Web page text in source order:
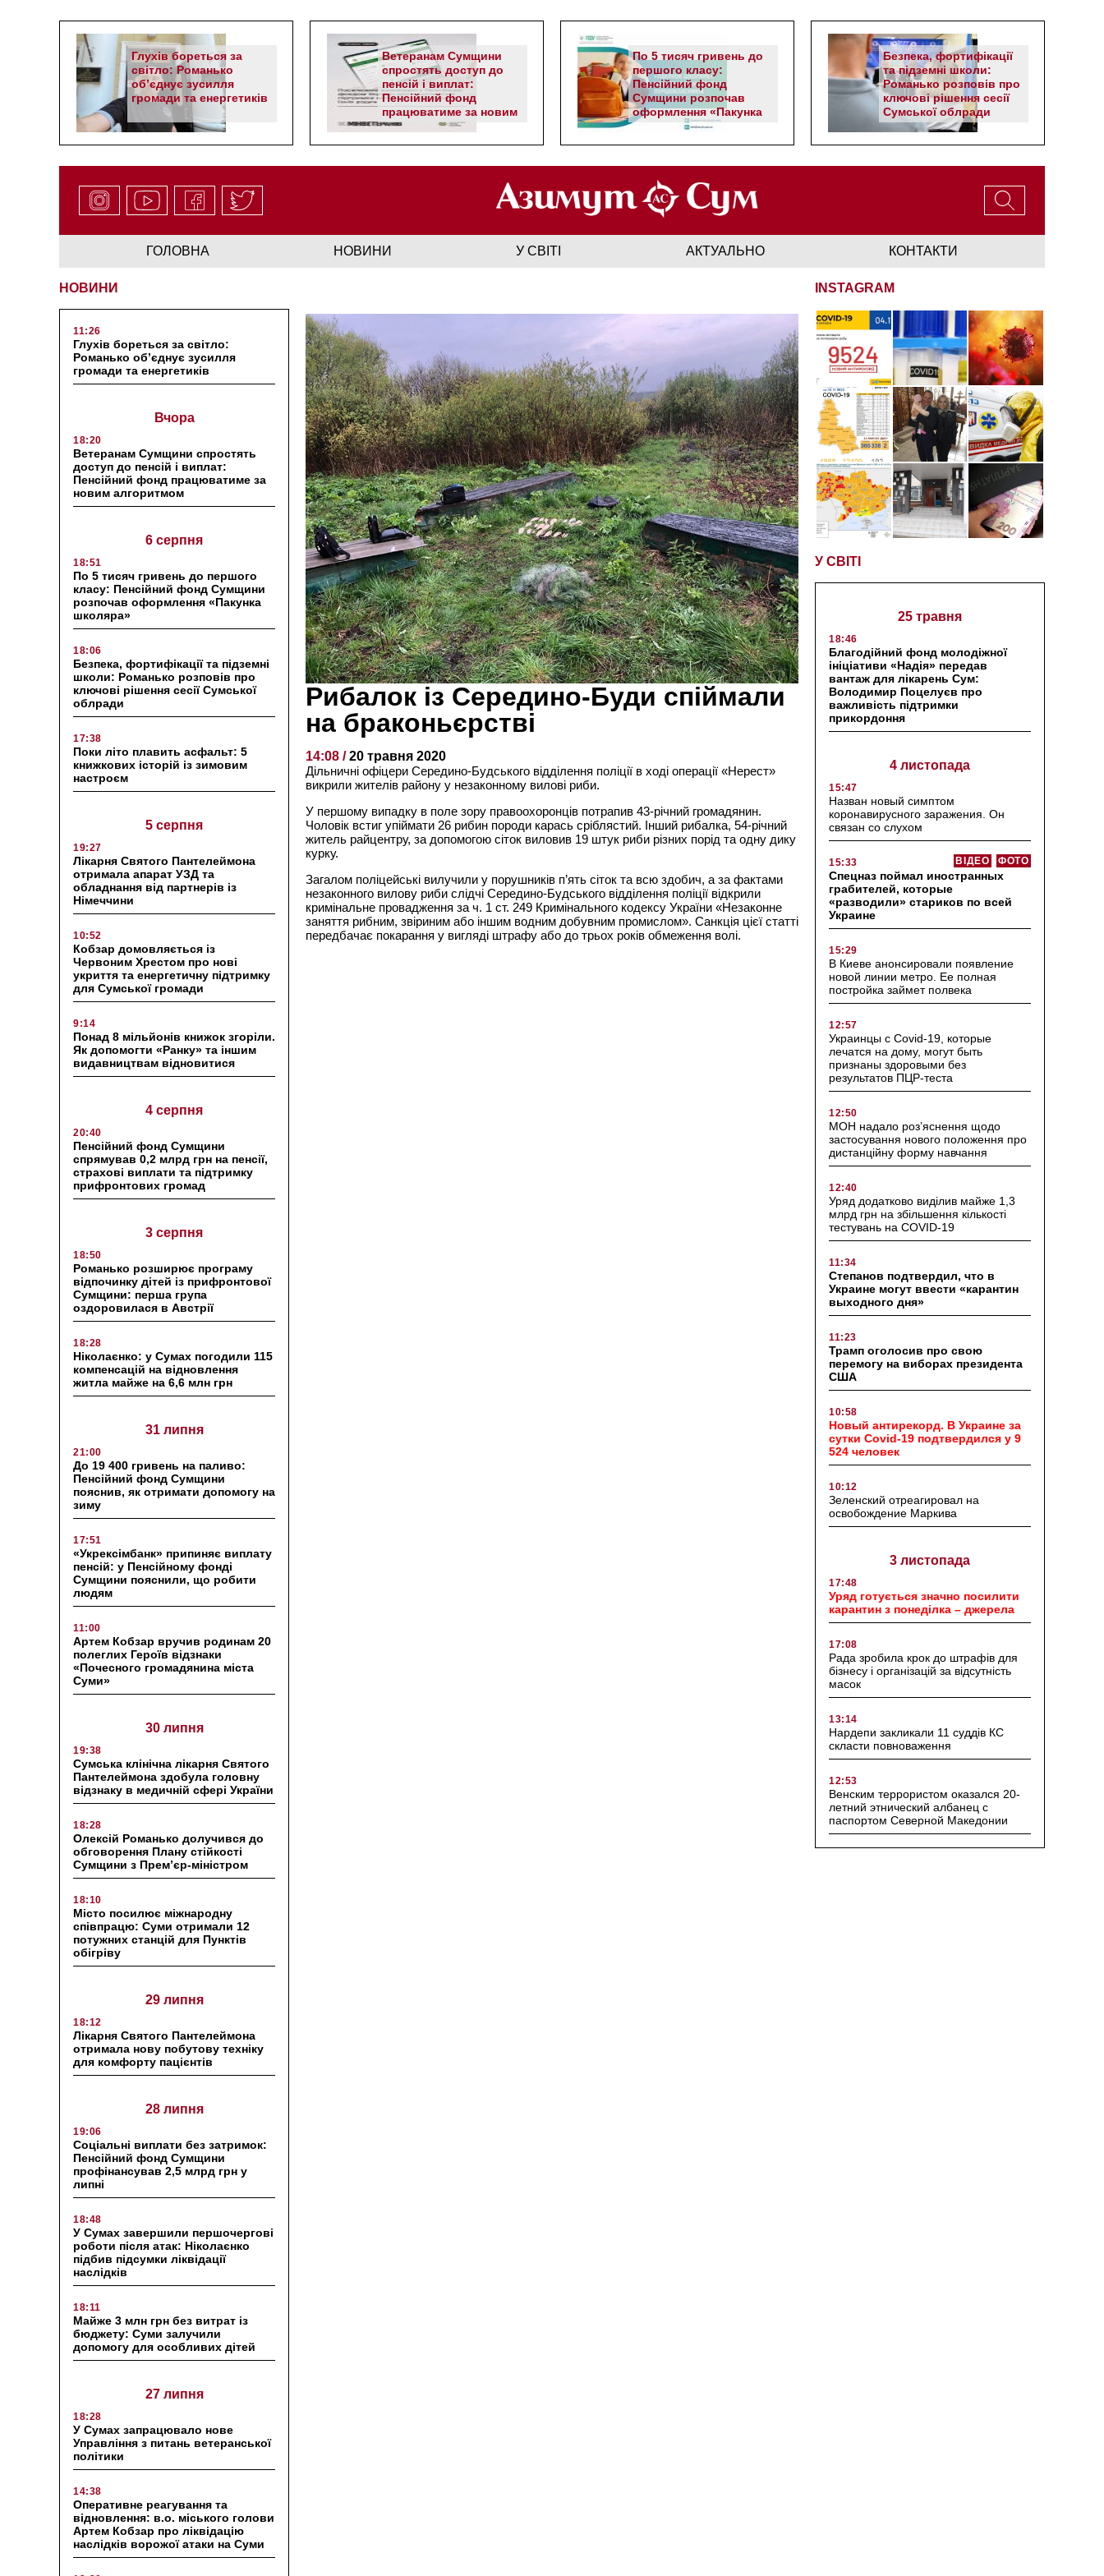
Глухів бореться за
світло: Романько
об’єднує зусилля
громади та енергетиків
Ветеранам Сумщини
спростять доступ до
пенсій і виплат:
Пенсійний фонд
працюватиме за новим
алгоритмом
По 5 тисяч гривень до
першого класу:
Пенсійний фонд
Сумщини розпочав
оформлення «Пакунка
школяра»
Безпека, фортифікації
та підземні школи:
Романько розповів про
ключові рішення сесії
Сумської облради
ГОЛОВНА НОВИНИ У СВІТІ АКТУАЛЬНО КОНТАКТИ
НОВИНИ
11:26
Глухів бореться за світло:
Романько об’єднує зусилля
громади та енергетиків
Вчора
18:20
Ветеранам Сумщини спростять
доступ до пенсій і виплат:
Пенсійний фонд працюватиме за
новим алгоритмом
6 серпня
18:51
По 5 тисяч гривень до першого
класу: Пенсійний фонд Сумщини
розпочав оформлення «Пакунка
школяра»
18:06
Безпека, фортифікації та підземні
школи: Романько розповів про
ключові рішення сесії Сумської
облради
17:38
Поки літо плавить асфальт: 5
книжкових історій із зимовим
настроєм
5 серпня
19:27
Лікарня Святого Пантелеймона
отримала апарат УЗД та
обладнання від партнерів із
Німеччини
10:52
Кобзар домовляється із
Червоним Хрестом про нові
укриття та енергетичну підтримку
для Сумської громади
9:14
Понад 8 мільйонів книжок згоріли.
Як допомогти «Ранку» та іншим
видавництвам відновитися
4 серпня
20:40
Пенсійний фонд Сумщини
спрямував 0,2 млрд грн на пенсії,
страхові виплати та підтримку
прифронтових громад
3 серпня
18:50
Романько розширює програму
відпочинку дітей із прифронтової
Сумщини: перша група
оздоровилася в Австрії
18:28
Ніколаєнко: у Сумах погодили 115
компенсацій на відновлення
житла майже на 6,6 млн грн
31 липня
21:00
До 19 400 гривень на паливо:
Пенсійний фонд Сумщини
пояснив, як отримати допомогу на
зиму
17:51
«Укрексімбанк» припиняє виплату
пенсій: у Пенсійному фонді
Сумщини пояснили, що робити
людям
11:00
Артем Кобзар вручив родинам 20
полеглих Героїв відзнаки
«Почесного громадянина міста
Суми»
30 липня
19:38
Сумська клінічна лікарня Святого
Пантелеймона здобула головну
відзнаку в медичній сфері України
18:28
Олексій Романько долучився до
обговорення Плану стійкості
Сумщини з Прем’єр-міністром
18:10
Місто посилює міжнародну
співпрацю: Суми отримали 12
потужних станцій для Пунктів
обігріву
29 липня
18:12
Лікарня Святого Пантелеймона
отримала нову побутову техніку
для комфорту пацієнтів
28 липня
19:06
Соціальні виплати без затримок:
Пенсійний фонд Сумщини
профінансував 2,5 млрд грн у
липні
18:48
У Сумах завершили першочергові
роботи після атак: Ніколаєнко
підбив підсумки ліквідації
наслідків
18:11
Майже 3 млн грн без витрат із
бюджету: Суми залучили
допомогу для особливих дітей
27 липня
18:28
У Сумах запрацювало нове
Управління з питань ветеранської
політики
14:38
Оперативне реагування та
відновлення: в.о. міського голови
Артем Кобзар про ліквідацію
наслідків ворожої атаки на Суми
Рибалок із Середино-Буди спіймали
на браконьєрстві
14:08 /20 травня 2020
Дільничні офіцери Середино-Будського відділення поліції в ході операції «Нерест»
викрили жителів району у незаконному вилові риби.
У першому випадку в поле зору правоохоронців потрапив 43-річний громадянин.
Чоловік встиг упіймати 26 рибин породи карась сріблястий. Інший рибалка, 54-річний
житель райцентру, за допомогою сіток виловив 19 штук риби різних порід та одну дику
курку.
Загалом поліцейські вилучили у порушників п’ять сіток та всю здобич, а за фактами
незаконного вилову риби слідчі Середино-Будського відділення поліції відкрили
кримінальне провадження за ч. 1 ст. 249 Кримінального кодексу України «Незаконне
заняття рибним, звіриним або іншим водним добувним промислом». Санкція цієї статті
передбачає покарання у вигляді штрафу або до трьох років обмеження волі.
INSTAGRAM
У СВІТІ
25 травня
18:46
Благодійний фонд молодіжної
ініціативи «Надія» передав
вантаж для лікарень Сум:
Володимир Поцелуєв про
важливість підтримки
прикордоння
4 листопада
15:47
Назван новый симптом
коронавирусного заражения. Он
связан со слухом
15:33 ФОТО
ВІДЕО
Спецназ поймал иностранных
грабителей, которые
«разводили» стариков по всей
Украине
15:29
В Киеве анонсировали появление
новой линии метро. Ее полная
постройка займет полвека
12:57
Украинцы с Covid-19, которые
лечатся на дому, могут быть
признаны здоровыми без
результатов ПЦР-теста
12:50
МОН надало роз’яснення щодо
застосування нового положення про
дистанційну форму навчання
12:40
Уряд додатково виділив майже 1,3
млрд грн на збільшення кількості
тестувань на COVID-19
11:34
Степанов подтвердил, что в
Украине могут ввести «карантин
выходного дня»
11:23
Трамп оголосив про свою
перемогу на виборах президента
США
10:58
Новый антирекорд. В Украине за
сутки Covid-19 подтвердился у 9
524 человек
10:12
Зеленский отреагировал на
освобождение Маркива
3 листопада
17:48
Уряд готується значно посилити
карантин з понеділка – джерела
17:08
Рада зробила крок до штрафів для
бізнесу і організацій за відсутність
масок
13:14
Нардепи закликали 11 суддів КС
скласти повноваження
12:53
Венским террористом оказался 20-
летний этнический албанец с
паспортом Северной Македонии